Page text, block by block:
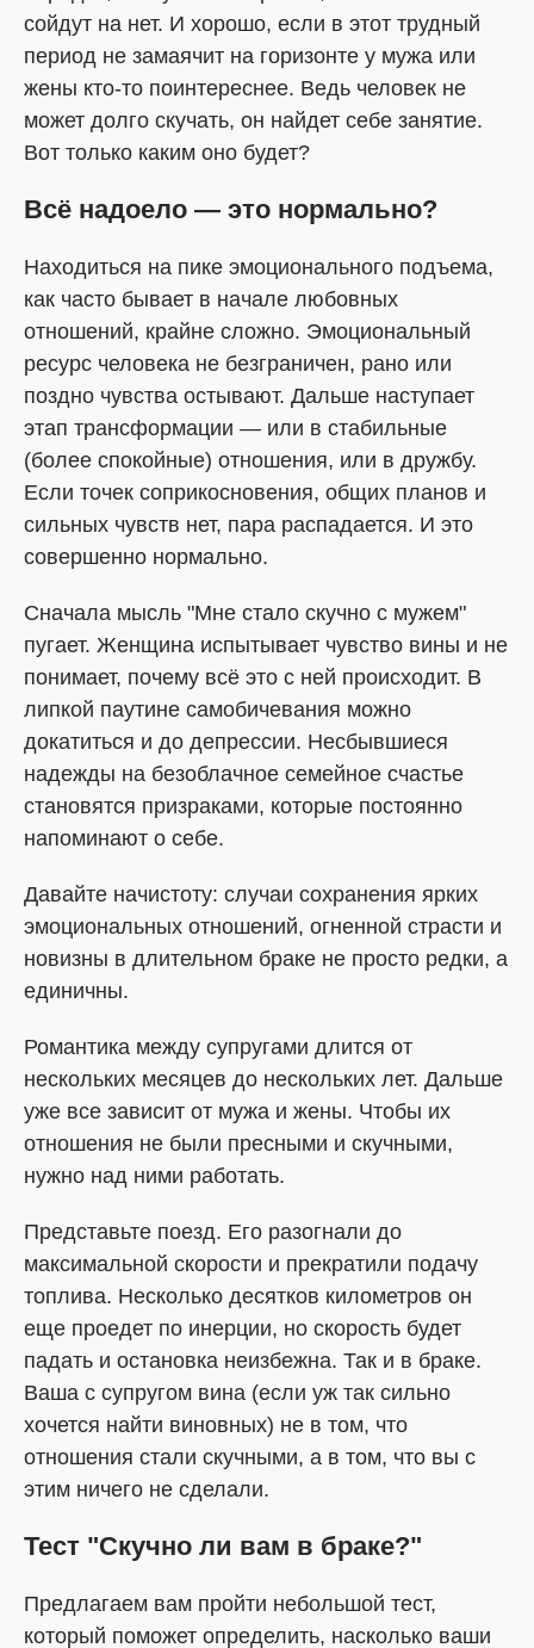
сойдут на нет. И хорошо, если в этот трудный
период не замаячит на горизонте у мужа или
жены кто-то поинтереснее. Ведь человек не
может долго скучать, он найдет себе занятие.
Вот только каким оно будет?
Всё надоело — это нормально?
Находиться на пике эмоционального подъема,
как часто бывает в начале любовных
отношений, крайне сложно. Эмоциональный
ресурс человека не безграничен, рано или
поздно чувства остывают. Дальше наступает
этап трансформации — или в стабильные
(более спокойные) отношения, или в дружбу.
Если точек соприкосновения, общих планов и
сильных чувств нет, пара распадается. И это
совершенно нормально.
Сначала мысль "Мне стало скучно с мужем"
пугает. Женщина испытывает чувство вины и не
понимает, почему всё это с ней происходит. В
липкой паутине самобичевания можно
докатиться и до депрессии. Несбывшиеся
надежды на безоблачное семейное счастье
становятся призраками, которые постоянно
напоминают о себе.
Давайте начистоту: случаи сохранения ярких
эмоциональных отношений, огненной страсти и
новизны в длительном браке не просто редки, а
единичны.
Романтика между супругами длится от
нескольких месяцев до нескольких лет. Дальше
уже все зависит от мужа и жены. Чтобы их
отношения не были пресными и скучными,
нужно над ними работать.
Представьте поезд. Его разогнали до
максимальной скорости и прекратили подачу
топлива. Несколько десятков километров он
еще проедет по инерции, но скорость будет
падать и остановка неизбежна. Так и в браке.
Ваша с супругом вина (если уж так сильно
хочется найти виновных) не в том, что
отношения стали скучными, а в том, что вы с
этим ничего не сделали.
Тест "Скучно ли вам в браке?"
Предлагаем вам пройти небольшой тест,
который поможет определить, насколько ваши